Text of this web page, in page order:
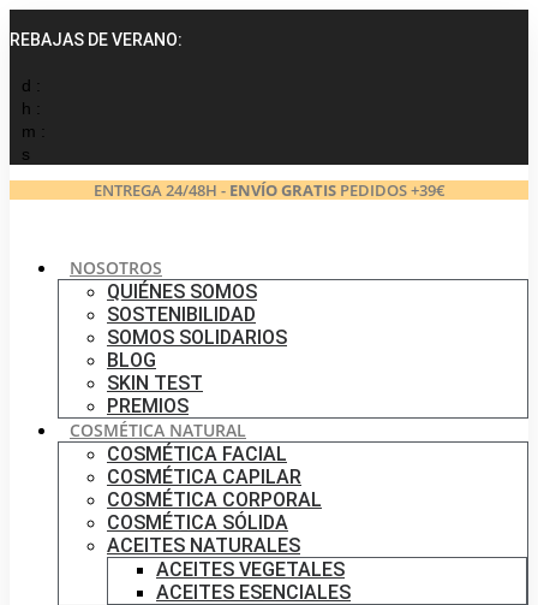
al
REBAJAS DE VERANO:
d :
h :
m :
s
ENTREGA 24/48H - ENVÍO GRATISPEDIDOS +39€
NOSOTROS
QUIÉNES SOMOS
SOSTENIBILIDAD
SOMOS SOLIDARIOS
BLOG
SKIN TEST
PREMIOS
COSMÉTICA NATURAL
COSMÉTICA FACIAL
COSMÉTICA CAPILAR
COSMÉTICA CORPORAL
COSMÉTICA SÓLIDA
ACEITES NATURALES
ACEITES VEGETALES
ACEITES ESENCIALES